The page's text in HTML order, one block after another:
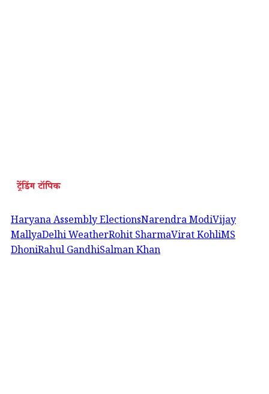
ट्रेंडिंग टॉपिक
Haryana Assembly ElectionsNarendra ModiVijay
MallyaDelhi WeatherRohit SharmaVirat KohliMS
DhoniRahul GandhiSalman Khan